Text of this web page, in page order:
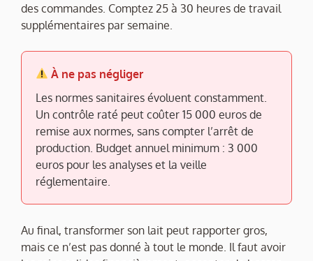
des commandes. Comptez 25 à 30 heures de travail
supplémentaires par semaine.
À ne pas négliger
Les normes sanitaires évoluent constamment.
Un contrôle raté peut coûter 15 000 euros de
remise aux normes, sans compter l’arrêt de
production. Budget annuel minimum : 3 000
euros pour les analyses et la veille
réglementaire.
Au final, transformer son lait peut rapporter gros,
mais ce n’est pas donné à tout le monde. Il faut avoir